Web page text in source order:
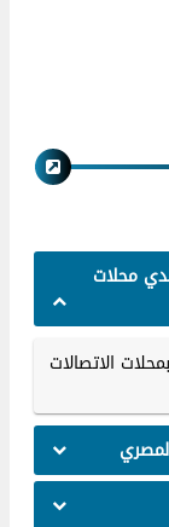
محلات
الاتصالات